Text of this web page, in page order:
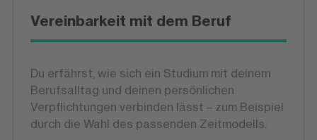
Vereinbarkeit mit dem Beruf
Du erfährst, wie sich ein Studium mit deinem
Berufsalltag und deinen persönlichen
Verpflichtungen verbinden lässt – zum Beispiel
durch die Wahl des passenden Zeitmodells.